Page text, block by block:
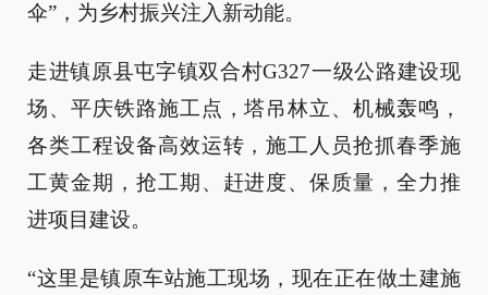
伞”，为乡村振兴注入新动能。
走进镇原县屯字镇双合村G327一级公路建设现
场、平庆铁路施工点，塔吊林立、机械轰鸣，
各类工程设备高效运转，施工人员抢抓春季施
工黄金期，抢工期、赶进度、保质量，全力推
进项目建设。
“这里是镇原车站施工现场，现在正在做土建施